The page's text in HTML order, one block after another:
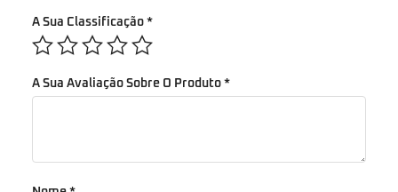
A Sua Classificação *
A Sua Avaliação Sobre O Produto *